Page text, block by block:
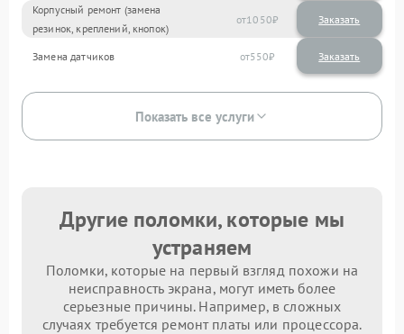
Корпусный ремонт (замена
резинок, креплений, кнопок)
1050
Замена датчиков 550
Показать все услуги
Другие поломки, которые мы
устраняем
Поломки, которые на первый взгляд похожи на
неисправность экрана, могут иметь более
серьезные причины. Например, в сложных
случаях требуется ремонт платы или процессора.